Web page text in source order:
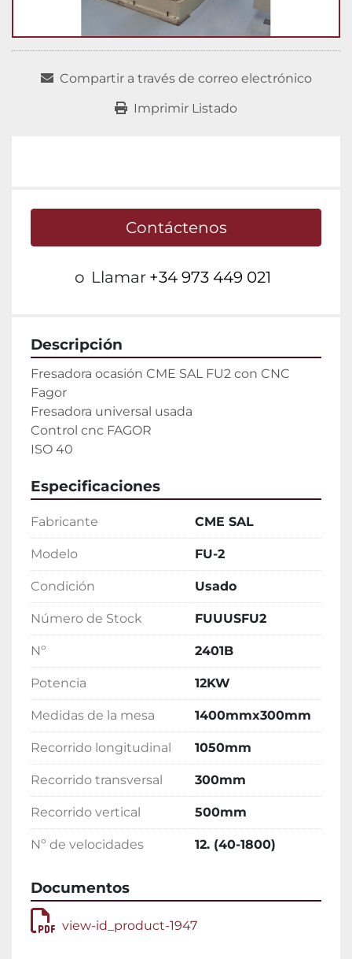
Compartir a través de correo electrónico
Imprimir Listado
Contáctenos
o Llamar +34 973 449 021
Descripción
Fresadora ocasión CME SAL FU2 con CNC
Fagor
Fresadora universal usada
Control cnc FAGOR
ISO 40
Especificaciones
Fabricante CME SAL
Modelo FU-2
Condición Usado
Número de Stock FUUUSFU2
Nº 2401B
Potencia 12KW
Medidas de la mesa 1400mmx300mm
Recorrido longitudinal 1050mm
Recorrido transversal 300mm
Recorrido vertical 500mm
Nº de velocidades 12. (40-1800)
Documentos
view-id_product-1947